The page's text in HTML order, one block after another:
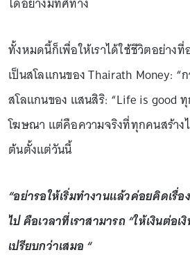
ทั้งหมดนี้ก็เพื่อให้เราได้ใช้ชีวิตอย่างที่
เป็นสโลแกนของ Thairath Money: “
สโลแกนของ แสนสิริ: “Life is good
โฆษณา แต่คือความจริงที่ทุกคนสร้างไ
ต้นตั้งแต่วันนี้
“อย่ารอให้เริ่มทำงานแล้วค่อยคิดเรื่
ไป คือเวลาที่เราสามารถ “ให้เงินต่อเ
เปรียบกว่าเสมอ “